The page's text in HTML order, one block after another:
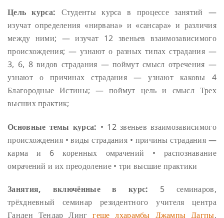
Цель курса: Студенты курса в процессе занятий —
изучат определения «нирвана» и «сансара» и различия
между ними; — изучат 12 звеньев взаимозависимого
происхождения; — узнают о разных типах страдания —
3, 6, 8 видов страдания — поймут смысл отречения —
узнают о причинах страдания — узнают каковы 4
Благородные Истины; — поймут цель и смысл Трех
высших практик;
Основные темы курса: • 12 звеньев взаимозависимого
происхождения• виды страдания • причины страдания —
карма и 6 коренных омрачений • распознавание
омрачений и их преодоление• три высшие практики
Занятия, включённые в курс: 5 семинаров,
трёхдневный семинар резидентного учителя центра
Ганден Тендар Линггеше лхарамбы Джампы Дагпы,